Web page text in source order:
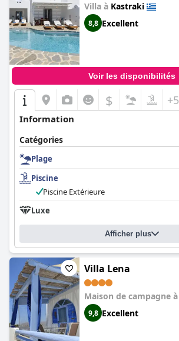
Villa à Kastraki
8,8 Excellent
Voir les disponibilités
$ +5
Information
Catégories
Plage
Piscine
Piscine Extérieure
Luxe
Afficher plus
Villa Lena
Maison de campagne à
9,8 Excellent